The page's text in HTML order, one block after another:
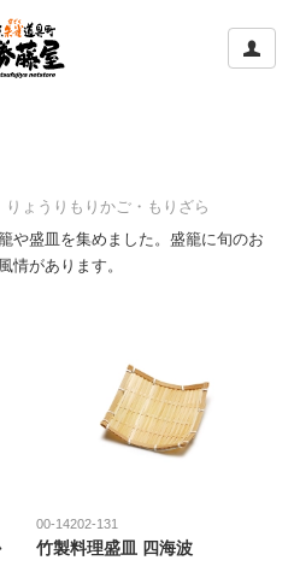
ューを開閉する
りょうりもりかご・もりざら
や盛皿を集めました。盛籠に旬のお
情があります。
00-14202-131
竹製料理盛皿 四海波